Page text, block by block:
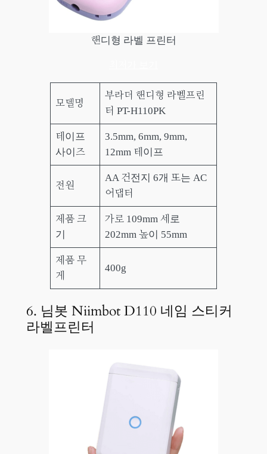
핸디형 라벨 프린터
모델명
부라더 핸디형 라벨프린
터 PT-H110PK
테이프
사이즈
3.5mm, 6mm, 9mm,
12mm 테이프
전원
AA 건전지 6개 또는 AC
어댑터
제품 크
기
가로 109mm 세로
202mm 높이 55mm
제품 무
게
400g
6. 님봇 Niimbot D110 네임 스티커
라벨프린터